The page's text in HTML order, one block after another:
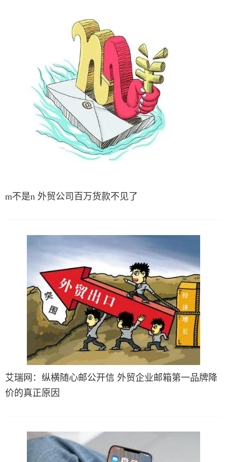
m不是n 外贸公司百万货款不见了
艾瑞网：纵横随心邮公开信 外贸企业邮箱第一品牌降
价的真正原因